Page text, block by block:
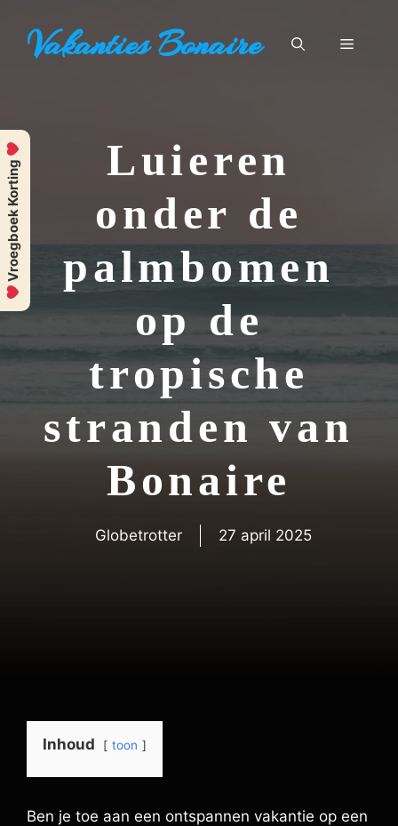
naarVakanties Bonaire Menu
Luieren
onder de
palmbomen
op de
tropische
stranden van
Bonaire
Globetrotter 27 april 2025
Inhoud toon
Ben je toe aan een ontspannen vakantie op een
Vroegboek Korting